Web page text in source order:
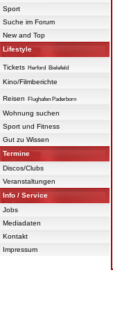
Sport
Suche im Forum
New and Top
Lifestyle
Tickets Herford Bielefeld
Kino/Filmberichte
Reisen Flughafen Paderborn
Wohnung suchen
Sport und Fitness
Gut zu Wissen
Termine
Discos/Clubs
Veranstaltungen
Info / Service
Jobs
Mediadaten
Kontakt
Impressum